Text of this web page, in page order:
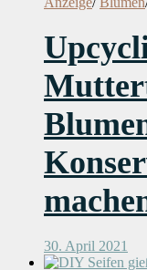
30. April 2021